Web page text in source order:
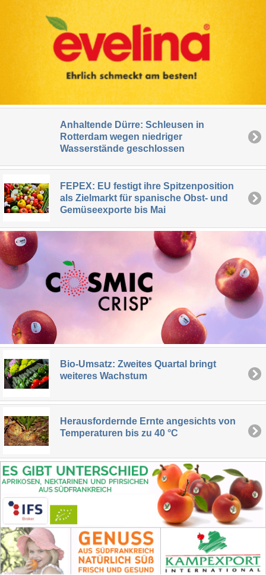
Anhaltende Dürre: Schleusen in
Rotterdam wegen niedriger
Wasserstände geschlossen
FEPEX: EU festigt ihre Spitzenposition
als Zielmarkt für spanische Obst- und
Gemüseexporte bis Mai
Bio-Umsatz: Zweites Quartal bringt
weiteres Wachstum
Herausfordernde Ernte angesichts von
Temperaturen bis zu 40 °C